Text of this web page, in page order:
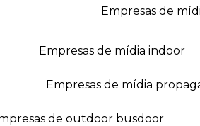
empresas de
empresas de mídia indoor
empresas de mídia
de outdoor busdoor